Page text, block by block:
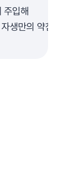
주입해
생만의 약침 치료